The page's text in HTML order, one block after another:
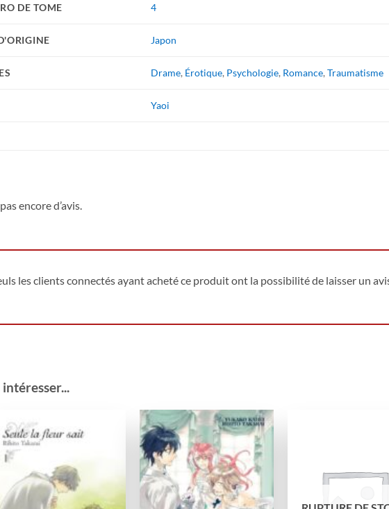
DE TOME 4
Japon
Drame, Érotique, Psychologie, Romance,Traumatisme
Yaoi
encore d’avis.
les clients connectés ayant acheté ce produit ont la possibilité de laisser un
Ajouter
à la
wishlist